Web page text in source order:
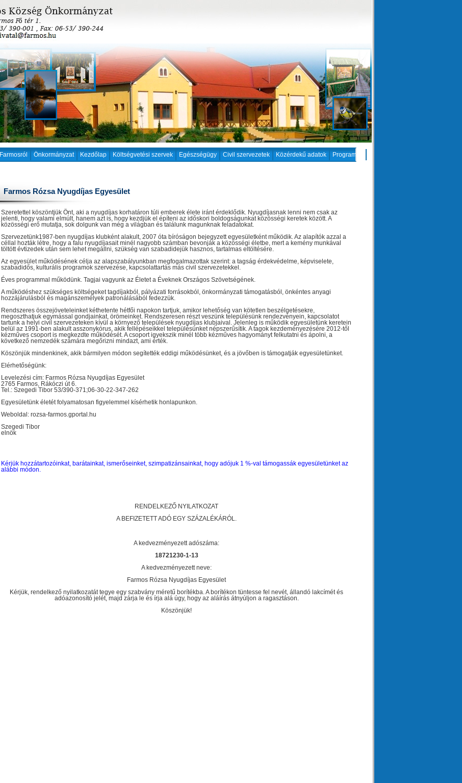
Farmosról Önkormányzat Kezdőlap Költségvetési szervek Egészségügy Civil szervezetek Közérdekű adatok Programok
Farmos Rózsa Nyugdíjas Egyesület
Szeretettel köszöntjük Önt, aki a nyugdíjas korhatáron túli emberek élete iránt érdeklődik. Nyugdíjasnak lenni nem csak az
jelenti, hogy valami elmúlt, hanem azt is, hogy kezdjük el építeni az időskori boldogságunkat közösségi keretek között. A
közösségi erő mutatja, sok dolgunk van még a világban és találunk magunknak feladatokat.
Szervezetünk1987-ben nyugdíjas klubként alakult, 2007 óta bíróságon bejegyzett egyesületként működik. Az alapítók azzal a
céllal hozták létre, hogy a falu nyugdíjasait minél nagyobb számban bevonják a közösségi életbe, mert a kemény munkával
töltött évtizedek után sem lehet megállni, szükség van szabadidejük hasznos, tartalmas eltöltésére.
Az egyesület működésének célja az alapszabályunkban megfogalmazottak szerint: a tagság érdekvédelme, képviselete,
szabadidős, kulturális programok szervezése, kapcsolattartás más civil szervezetekkel.
Éves programmal működünk. Tagjai vagyunk az Életet a Éveknek Országos Szövetségének.
A működéshez szükséges költségeket tagdíjakból, pályázati forrásokból, önkormányzati támogatásból, önkéntes anyagi
hozzájárulásból és magánszemélyek patronálásából fedezzük.
Rendszeres összejöveteleinket kéthetente hétfői napokon tartjuk, amikor lehetőség van kötetlen beszélgetésekre,
megoszthatjuk egymással gondjainkat, örömeinket. Rendszeresen részt veszünk településünk rendezvényein, kapcsolatot
tartunk a helyi civil szervezeteken kívül a környező települések nyugdíjas klubjaival. Jelenleg is működik egyesületünk keretein
belül az 1991-ben alakult asszonykórus, akik fellépéseikkel településünket népszerűsítik. A tagok kezdeményezésére 2012-től
kézműves csoport is megkezdte működését. A csoport igyekszik minél több kézműves hagyományt felkutatni és ápolni, a
következő nemzedék számára megőrizni mindazt, ami érték.
Köszönjük mindenkinek, akik bármilyen módon segítették eddigi működésünket, és a jövőben is támogatják egyesületünket.
Elérhetőségünk:
Levelezési cím: Farmos Rózsa Nyugdíjas Egyesület
2765 Farmos, Rákóczi út 6.
Tel.: Szegedi Tibor 53/390-371;06-30-22-347-262
Egyesületünk életét folyamatosan figyelemmel kísérhetik honlapunkon.
Weboldal: rozsa-farmos.gportal.hu
Szegedi Tibor
elnök
Kérjük hozzátartozóinkat, barátainkat, ismerőseinket, szimpatizánsainkat, hogy adójuk 1 %-val támogassák egyesületünket az
alábbi módon.
RENDELKEZŐ NYILATKOZAT
A BEFIZETETT ADÓ EGY SZÁZALÉKÁRÓL.
A kedvezményezett adószáma:
18721230-1-13
A kedvezményezett neve:
Farmos Rózsa Nyugdíjas Egyesület
Kérjük, rendelkező nyilatkozatát tegye egy szabvány méretű borítékba. A borítékon tüntesse fel nevét, állandó lakcímét és
adóazonosító jelét, majd zárja le és írja alá úgy, hogy az aláírás átnyúljon a ragasztáson.
Köszönjük!